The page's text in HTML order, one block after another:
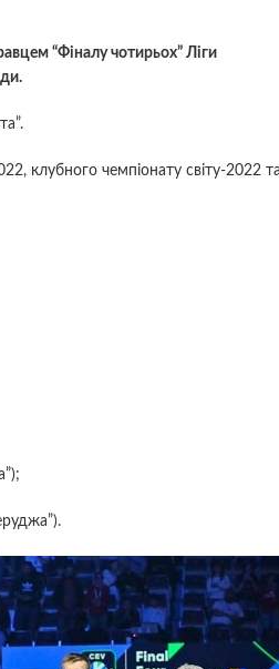
“Фіналу чотирьох” Ліги
клубного чемпіонату світу-2022 та